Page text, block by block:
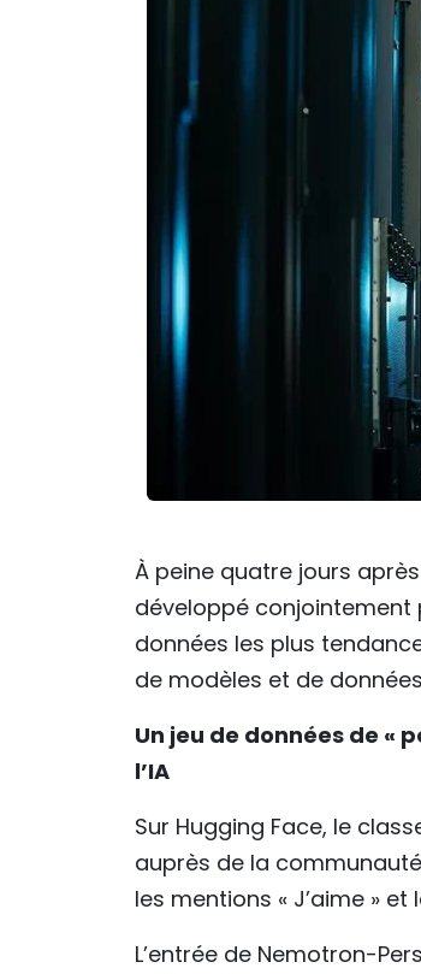
À peine quatre jours
développé conjointement
données les plus
de modèles et de
Un jeu de données de «
l’IA
Sur Hugging Face, le
auprès de la
les mentions « J’aime »
L’entrée de Nemotron-